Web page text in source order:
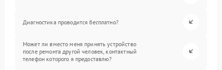
Диагностика проводится бесплатно?
Может ли вместо меня принять устройство
после ремонта другой человек, контактный
телефон которого я предоставлю?